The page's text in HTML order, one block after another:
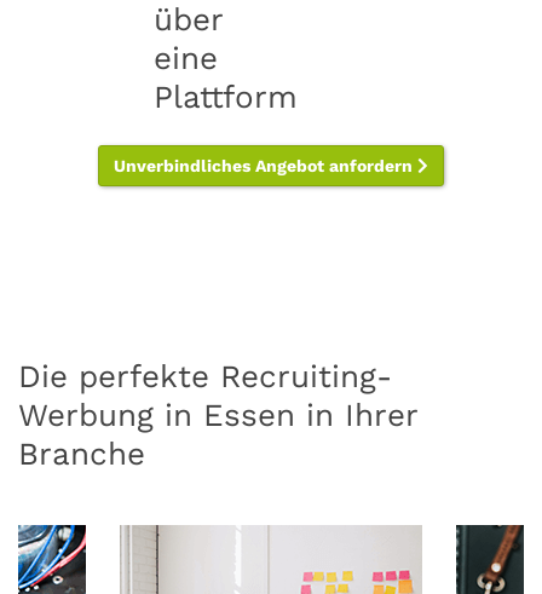
über
eine
Plattform
Unverbindliches Angebot anfordern
Die perfekte Recruiting-
Werbung in Essen in Ihrer
Branche